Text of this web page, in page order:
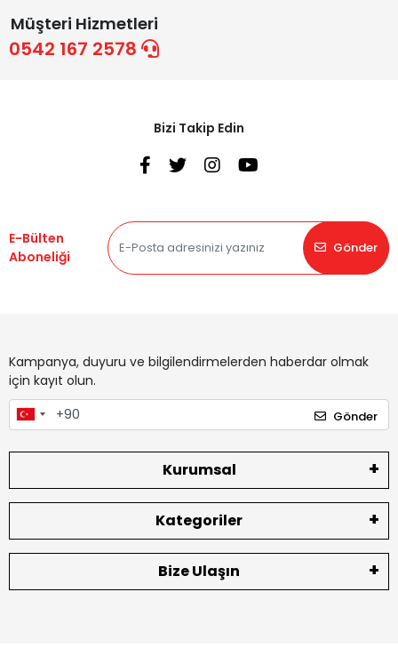
Müşteri Hizmetleri
0542 167 2578
Bizi Takip Edin
E-Bülten
Aboneliği
Gönder
Kampanya, duyuru ve bilgilendirmelerden haberdar olmak
için kayıt olun.
Gönder
Kurumsal
Kategoriler
Bize Ulaşın